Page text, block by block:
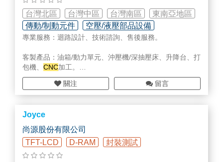
台灣北區 台灣中區 台灣南區
東南亞地區
傳動/制動元件
空壓/液壓部品設備
專用機設計研發/設備改造
專業服務：迴路設計、技術諮詢、售後服務。
客製產品：油箱/動力單元、沖壓機/深抽壓床、升降台、打
包機、 CNC加工。
液壓產品：柱塞泵、葉片泵、齒輪泵、疊加閥、壓力控制
閥、方向控制閥、車輛控制閥/多路手動閥、流量控制閥、
比例閥、插式閥、昇降閥、油壓缸、感應馬達、壓力開
關、冷卻器、濾油網等其他配件。
Expert Service: Circuit Design, Technical Consulting, Aft
er-Sales Service.
關注 留言
Joyce
尚源股份有限公司
TFT-LCD
D-RAM 封裝測試